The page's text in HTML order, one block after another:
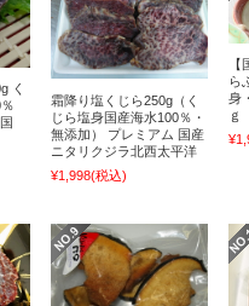
く
霜降り塩くじら250g（く
じら塩身国産海水100％・
無添加） プレミアム 国産
ニタリクジラ北西太平洋
¥1,998(税込)
ら
身
ｇ